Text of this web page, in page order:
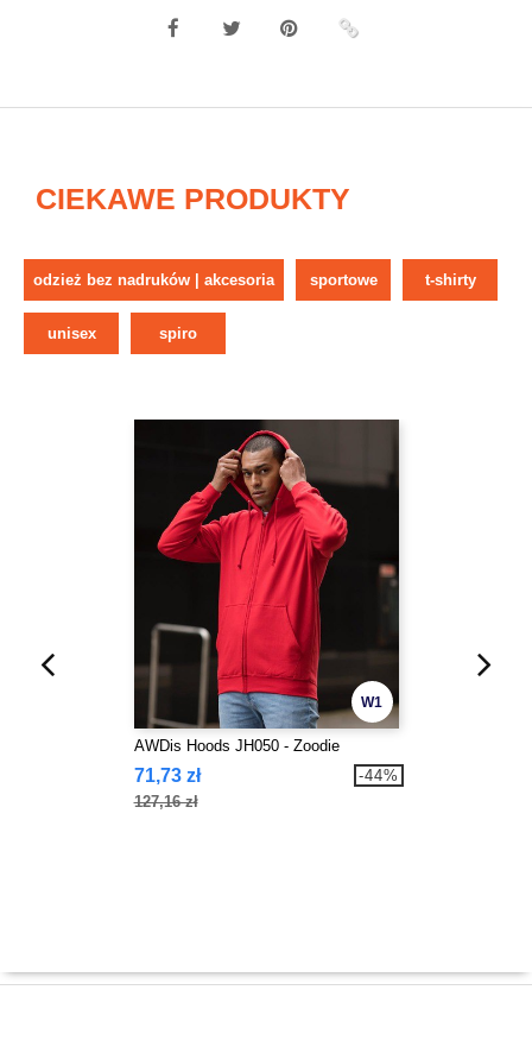
CIEKAWE PRODUKTY
odzież bez nadruków | akcesoria sportowe t-shirty
unisex spiro
W1
AWDis Hoods JH050 - Zoodie
71,73 zł
127,16 zł
-44%